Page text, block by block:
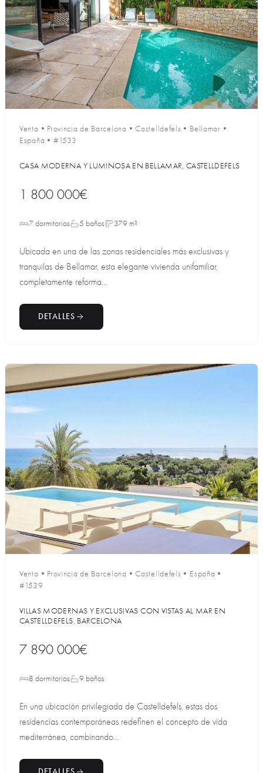
Venta • Provincia de Barcelona •Castelldefels • Bellamar •
España • #1533
CASA MODERNA Y LUMINOSA EN BELLAMAR, CASTELLDEFELS
1 800 000€
7 dormitorios 5 baños 379 m²
Ubicada en una de las zonas residenciales más exclusivas y
tranquilas de Bellamar, esta elegante vivienda unifamiliar,
completamente reforma...
DETALLES
Venta • Provincia de Barcelona •Castelldefels • España •
#1539
VILLAS MODERNAS Y EXCLUSIVAS CON VISTAS AL MAR EN
CASTELLDEFELS, BARCELONA
7 890 000€
8 dormitorios 9 baños
En una ubicación privilegiada de Castelldefels, estas dos
residencias contemporáneas redefinen el concepto de vida
mediterránea, combinando...